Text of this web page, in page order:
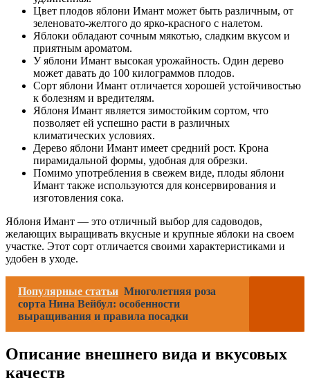
Цвет плодов яблони Имант может быть различным, от
зеленовато-желтого до ярко-красного с налетом.
Яблоки обладают сочным мякотью, сладким вкусом и
приятным ароматом.
У яблони Имант высокая урожайность. Один дерево
может давать до 100 килограммов плодов.
Сорт яблони Имант отличается хорошей устойчивостью
к болезням и вредителям.
Яблоня Имант является зимостойким сортом, что
позволяет ей успешно расти в различных
климатических условиях.
Дерево яблони Имант имеет средний рост. Крона
пирамидальной формы, удобная для обрезки.
Помимо употребления в свежем виде, плоды яблони
Имант также используются для консервирования и
изготовления сока.
Яблоня Имант — это отличный выбор для садоводов,
желающих выращивать вкусные и крупные яблоки на своем
участке. Этот сорт отличается своими характеристиками и
удобен в уходе.
Популярные статьи Многолетняя роза
сорта Нина Вейбул: особенности
выращивания и правила посадки
Описание внешнего вида и вкусовых
качеств